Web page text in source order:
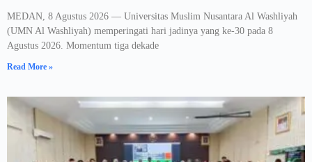
MEDAN, 8 Agustus 2026 — Universitas Muslim Nusantara Al Washliyah
(UMN Al Washliyah) memperingati hari jadinya yang ke-30 pada 8
Agustus 2026. Momentum tiga dekade
Read More »